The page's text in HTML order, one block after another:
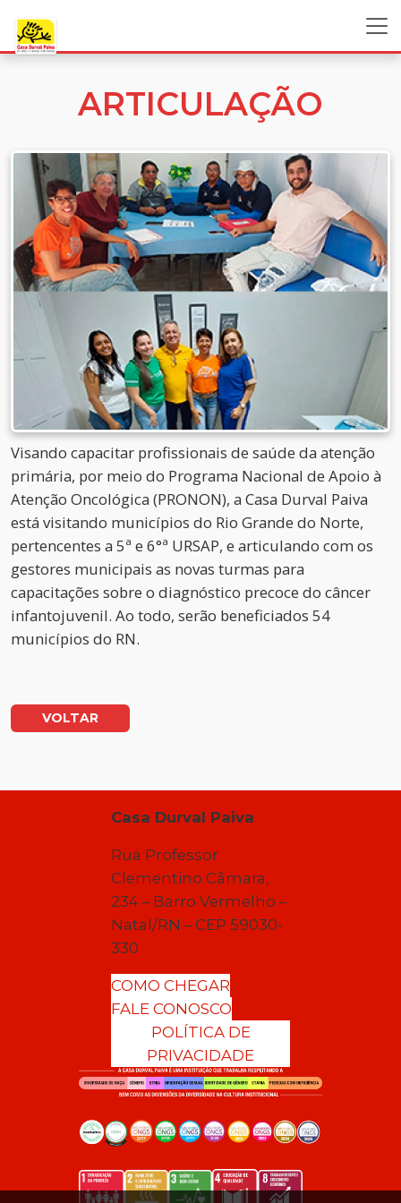
ARTICULAÇÃO
Visando capacitar profissionais de saúde da atenção
primária, por meio do Programa Nacional de Apoio à
Atenção Oncológica (PRONON), a Casa Durval Paiva
está visitando municípios do Rio Grande do Norte,
pertencentes a 5ª e 6°ª URSAP, e articulando com os
gestores municipais as novas turmas para
capacitações sobre o diagnóstico precoce do câncer
infantojuvenil. Ao todo, serão beneficiados 54
municípios do RN.
VOLTAR
Casa Durval Paiva
Rua Professor
Clementino Câmara,
234 – Barro Vermelho –
Natal/RN – CEP 59030-
330
COMO CHEGAR
FALE CONOSCO
POLÍTICA DE
PRIVACIDADE